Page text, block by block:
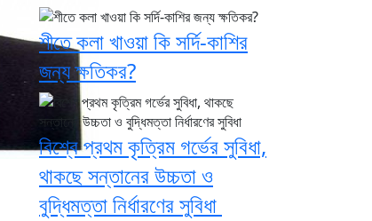
শীতে কলা খাওয়া কি সর্দি-কাশির
জন্য ক্ষতিকর?
বিশ্বে প্রথম কৃত্রিম গর্ভের সুবিধা,
থাকছে সন্তানের উচ্চতা ও
বুদ্ধিমত্তা নির্ধারণের সুবিধা